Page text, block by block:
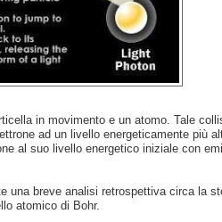
in movimento e un atomo. Tale
ad un livello energeticamente più
al suo livello energetico iniziale con
una breve analisi retrospettiva circa la
atomico di Bohr.